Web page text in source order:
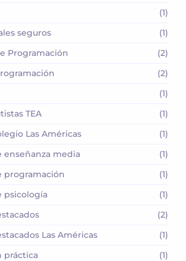
(1)
seguros
(1)
Programación
(2)
(2)
(1)
TEA
(1)
Las Américas
(1)
enseñanza media
(1)
programación
(1)
psicología
(1)
(2)
Las Américas
(1)
práctica
(1)